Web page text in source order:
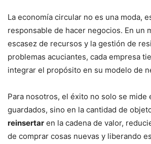
La economía circular no es una moda,
responsable de hacer negocios. En un
escasez de recursos y la gestión de
problemas acuciantes, cada empresa
integrar el propósito en su modelo de
Para nosotros, el éxito no solo se mide
guardados, sino en la cantidad de
reinsertar en la cadena de valor,
de comprar cosas nuevas y liberando